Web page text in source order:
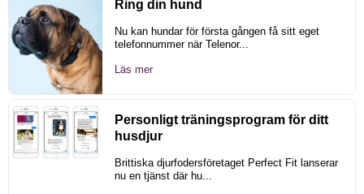
Ring din hund
Nu kan hundar för första gången få sitt eget
telefonnummer när Telenor...
Läs mer
Personligt träningsprogram för ditt
husdjur
Brittiska djurfodersföretaget Perfect Fit lanserar
nu en tjänst där hu...